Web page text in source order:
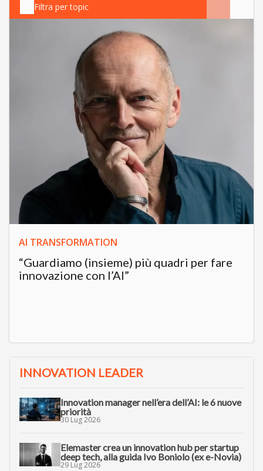
Filtra per topic
AI TRANSFORMATION
“Guardiamo (insieme) più quadri per fare
innovazione con l’AI”
INNOVATION LEADER
Innovation manager nell’era dell’AI: le 6 nuove
priorità
30 Lug 2026
Elemaster crea un innovation hub per startup
deep tech, alla guida Ivo Boniolo (ex e-Novia)
29 Lug 2026